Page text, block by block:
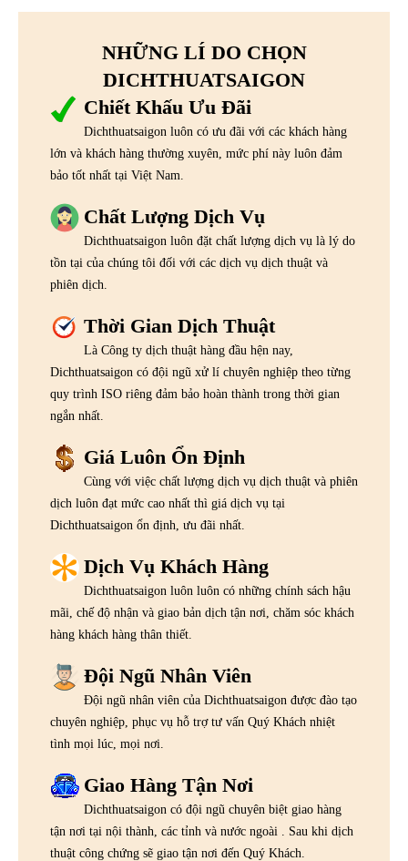
NHỮNG LÍ DO CHỌN
DICHTHUATSAIGON
Chiết Khấu Ưu Đãi
Dichthuatsaigon luôn có ưu đãi với các khách hàng
lớn và khách hàng thường xuyên, mức phí này luôn đảm
bảo tốt nhất tại Việt Nam.
Chất Lượng Dịch Vụ
Dichthuatsaigon luôn đặt chất lượng dịch vụ là lý do
tồn tại của chúng tôi đối với các dịch vụ dịch thuật và
phiên dịch.
Thời Gian Dịch Thuật
Là Công ty dịch thuật hàng đầu hện nay,
Dichthuatsaigon có đội ngũ xử lí chuyên nghiệp theo từng
quy trình ISO riêng đảm bảo hoàn thành trong thời gian
ngắn nhất.
Giá Luôn Ổn Định
Cùng với việc chất lượng dịch vụ dịch thuật và phiên
dịch luôn đạt mức cao nhất thì giá dịch vụ tại
Dichthuatsaigon ổn định, ưu đãi nhất.
Dịch Vụ Khách Hàng
Dichthuatsaigon luôn luôn có những chính sách hậu
mãi, chế độ nhận và giao bản dịch tận nơi, chăm sóc khách
hàng khách hàng thân thiết.
Đội Ngũ Nhân Viên
Đội ngũ nhân viên của Dichthuatsaigon được đào tạo
chuyên nghiệp, phục vụ hỗ trợ tư vấn Quý Khách nhiệt
tình mọi lúc, mọi nơi.
Giao Hàng Tận Nơi
Dichthuatsaigon có đội ngũ chuyên biệt giao hàng
tận nơi tại nội thành, các tỉnh và nước ngoài . Sau khi dịch
thuật công chứng sẽ giao tận nơi đến Quý Khách.